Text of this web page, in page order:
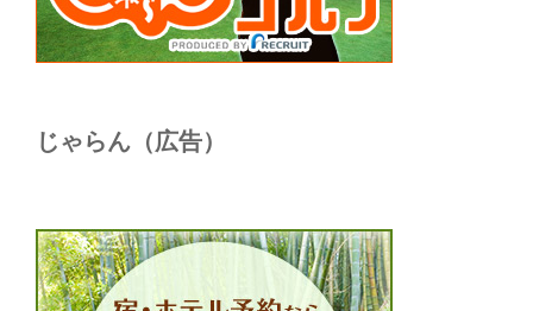
じゃらん（広告）